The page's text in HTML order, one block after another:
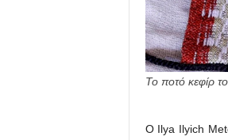
Το ποτό κεφίρ
Ο Ilya Ilyich